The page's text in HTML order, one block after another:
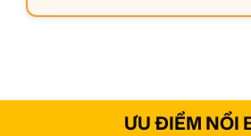
ƯU ĐIỂM NỔI